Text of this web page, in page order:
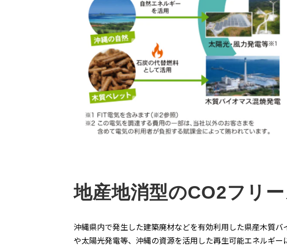
地産地消型のCO2フリ
沖縄県内で発生した建築廃材などを有効利用した県産木質バ
や太陽光発電等、沖縄の資源を活用した再生可能エネルギー